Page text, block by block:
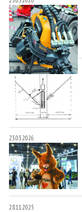
23.03.2026
23.03.2026
28.11.2025